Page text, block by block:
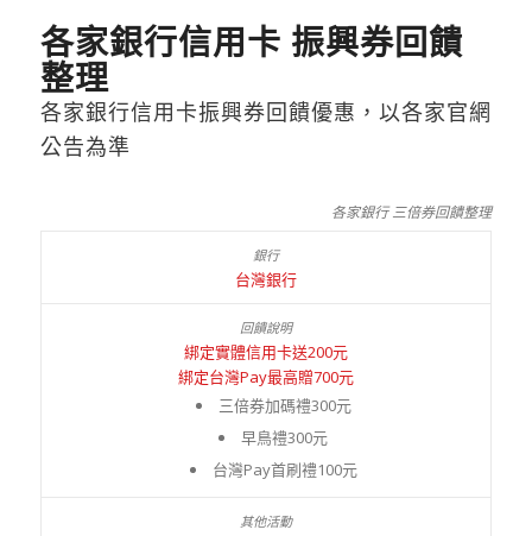
各家銀行信用卡 振興券回饋
整理
各家銀行信用卡振興券回饋優惠，以各家官網
公告為準
各家銀行 三倍券回饋整理
台灣銀行
綁定實體信用卡送200元
綁定台灣Pay最高贈700元
三倍券加碼禮300元
早鳥禮300元
台灣Pay首刷禮100元